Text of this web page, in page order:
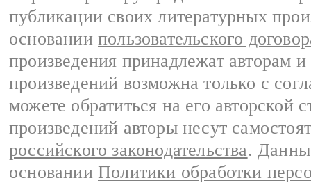
публикации своих литературных
основании пользовательского
произведения принадлежат авторам
произведений возможна только с
можете обратиться на его авторской
произведений авторы несут
российского законодательства.
основании Политики обработки